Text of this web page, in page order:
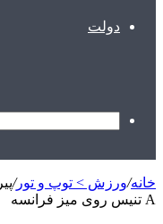
دولت
خانه/ورزش > توپ و تور/
A تنیس روی میز فرانسه